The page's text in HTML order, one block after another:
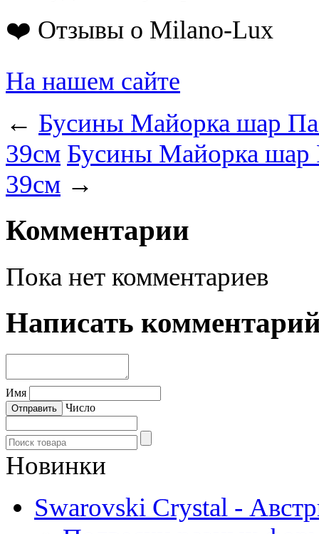
❤️ Отзывы о Milano-Lux
На нашем сайте
← Бусины Майорка шар
39см Бусины Майорка шар
39см →
Комментарии
Пока нет комментариев
Написать
Имя
Число
Новинки
Swarovski Crystal -